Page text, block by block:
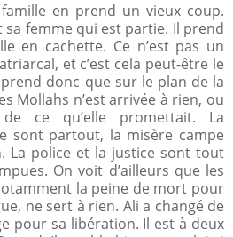
en prend un vieux coup.
sa femme qui est partie. Il prend
en cachette. Ce n’est pas un
et c’est cela peut-être le
donc que sur le plan de la
Mollahs n’est arrivée à rien, ou
ce qu’elle promettait. La
sont partout, la misère campe
La police et la justice sont tout
On voit d’ailleurs que les
la peine de mort pour
ne sert à rien. Ali a changé de
pour sa libération. Il est à deux